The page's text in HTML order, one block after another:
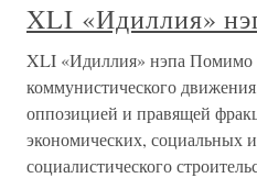
XLI «Идиллия»
XLI «Идиллия» нэпа Помимо
коммунистического
оппозицией и правящей
экономических, социальных
социалистического